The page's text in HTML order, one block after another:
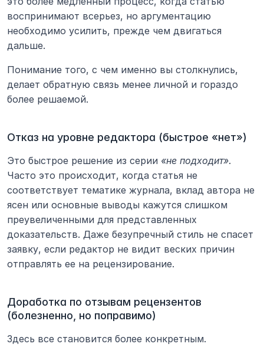
воспринимают всерьез, но аргументацию
необходимо усилить, прежде чем двигаться
дальше.
Понимание того, с чем именно вы столкнулись,
делает обратную связь менее личной и гораздо
более решаемой.
Отказ на уровне редактора (быстрое «нет»)
Это быстрое решение из серии «не подходит».
Часто это происходит, когда статья не
соответствует тематике журнала, вклад автора не
ясен или основные выводы кажутся слишком
преувеличенными для представленных
доказательств. Даже безупречный стиль не спасет
заявку, если редактор не видит веских причин
отправлять ее на рецензирование.
Доработка по отзывам рецензентов
(болезненно, но поправимо)
Здесь все становится более конкретным.